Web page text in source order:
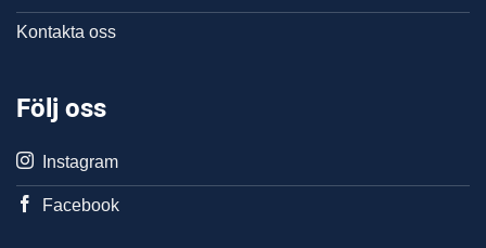
Kontakta oss
Följ oss
Instagram
Facebook